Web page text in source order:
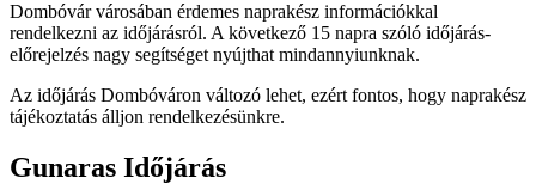
Dombóvár városában érdemes naprakész információkkal
rendelkezni az időjárásról. A következő 15 napra szóló időjárás-
előrejelzés nagy segítséget nyújthat mindannyiunknak.
Az időjárás Dombóváron változó lehet, ezért fontos, hogy naprakész
tájékoztatás álljon rendelkezésünkre.
Gunaras Időjárás